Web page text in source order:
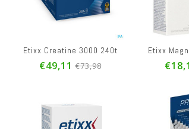
Etixx Creatine 3000 240t
€49,11 €73,98